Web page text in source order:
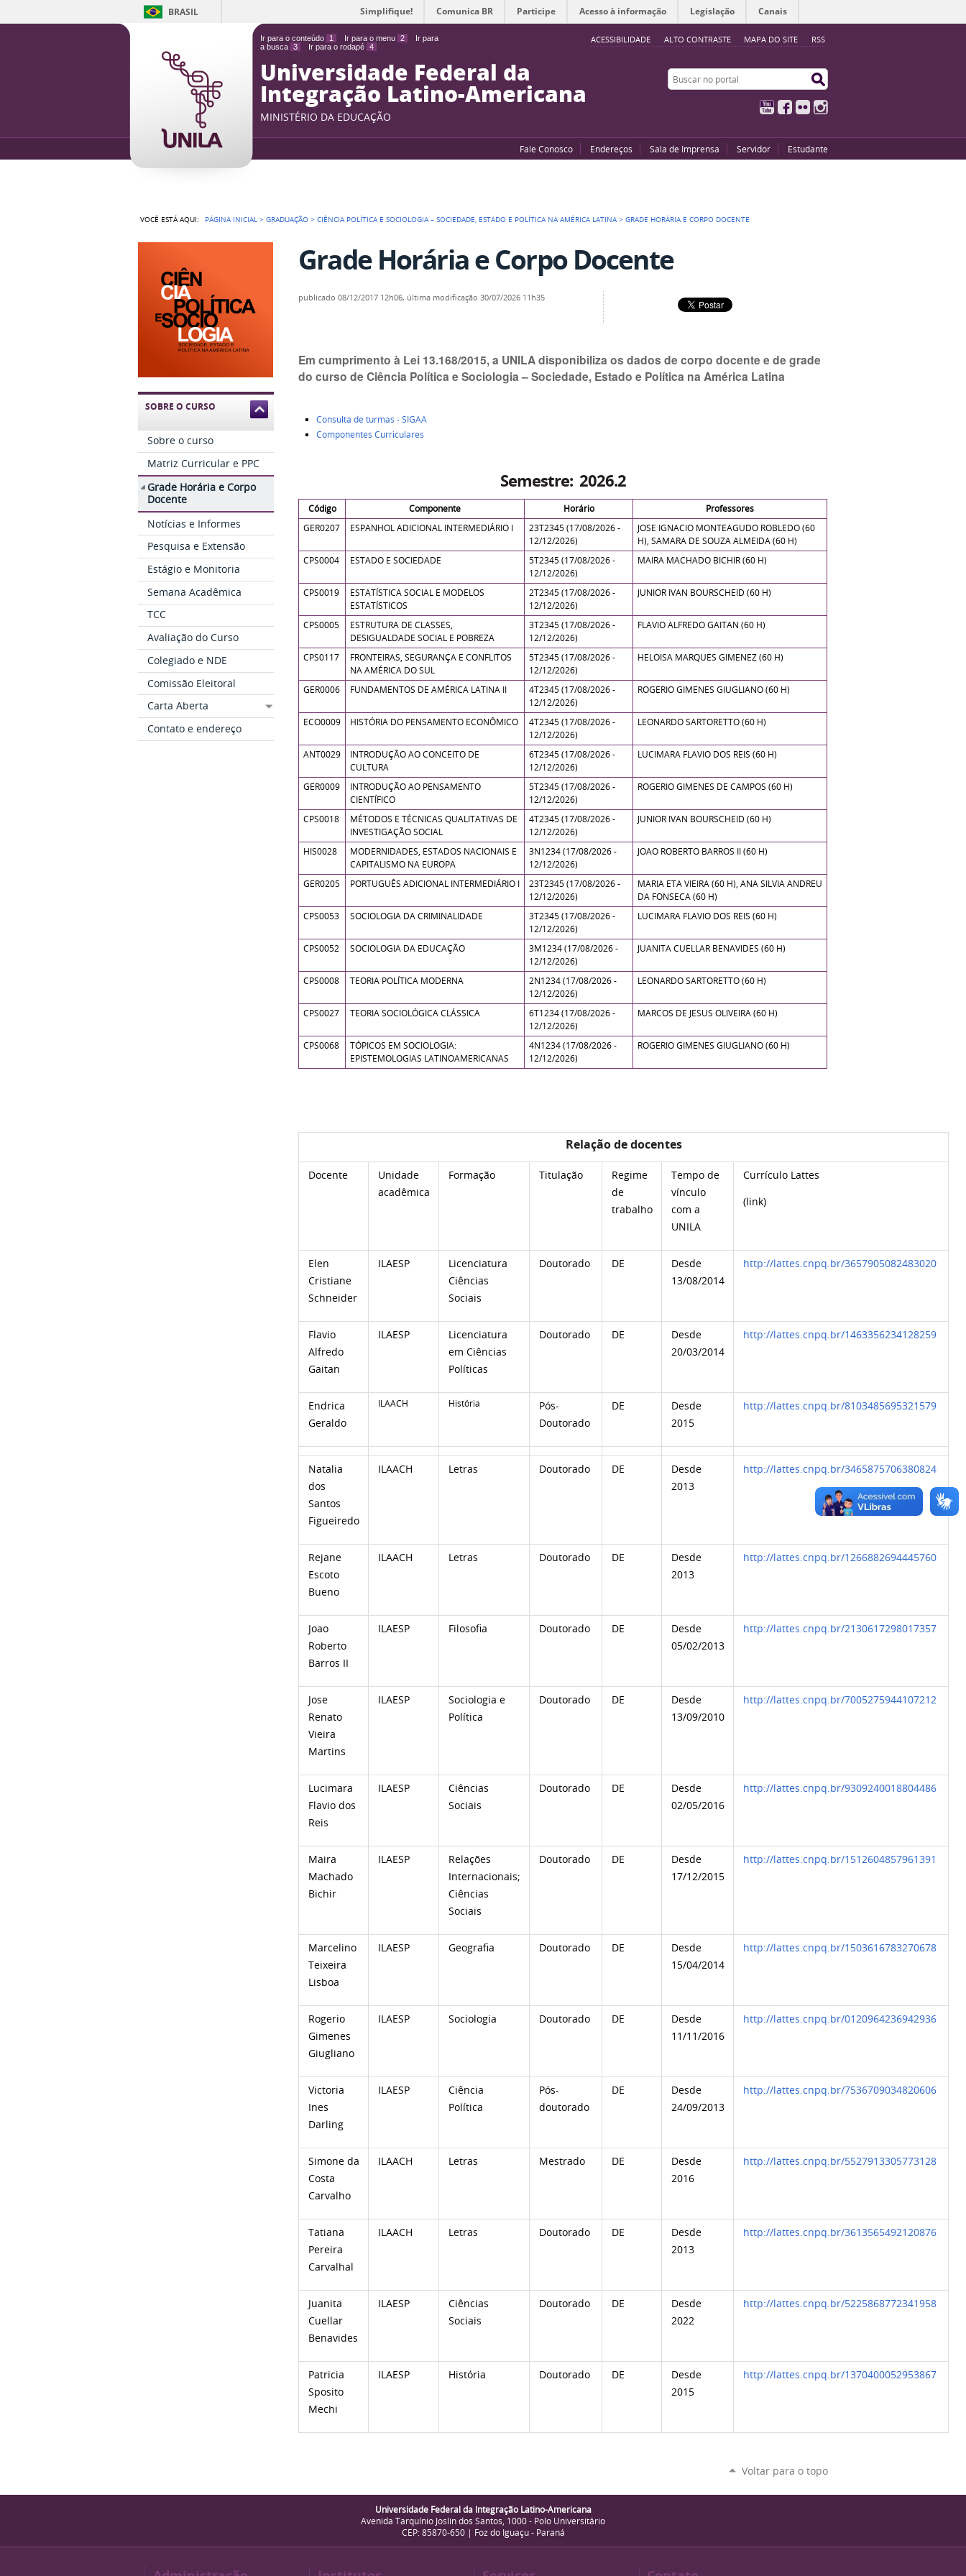
Ir para o conteúdo 1 Ir para o menu 2
Ir para
a busca 3 Ir para o rodapé 4
ACESSIBILIDADE ALTO CONTRASTE MAPA DO SITE RSS
BRASIL Simplifique! Comunica BR Participe Acesso à informação Legislação Canais
Universidade Federal da
Integração Latino-Americana
MINISTÉRIO DA EDUCAÇÃO
Buscar no portal
YouTubeFacebook
Flickr
Fale Conosco Endereços Sala de Imprensa Servidor Estudante
VOCÊ ESTÁ AQUI: PÁGINA INICIAL >GRADUAÇÃO >CIÊNCIA POLÍTICA E SOCIOLOGIA – SOCIEDADE, ESTADO E POLÍTICA NA AMÉRICA LATINA >GRADE HORÁRIA E CORPO DOCENTE
SOBRE O CURSO
Sobre o curso
Matriz Curricular e PPC
Grade Horária e Corpo
Docente
Notícias e Informes
Pesquisa e Extensão
Estágio e Monitoria
Semana Acadêmica
TCC
Avaliação do Curso
Colegiado e NDE
Comissão Eleitoral
Carta Aberta
Contato e endereço
Grade Horária e Corpo Docente
publicado 08/12/2017 12h06, última modificação 30/07/2026 11h35
Em cumprimento à Lei 13.168/2015, a UNILA disponibiliza os dados de corpo docente e de grade
do curso de Ciência Política e Sociologia – Sociedade, Estado e Política na América Latina
Consulta de turmas - SIGAA
Componentes Curriculares
Semestre: 2026.2
Código Componente Horário
Professores
GER0207
ESPANHOL ADICIONAL INTERMEDIÁRIO I
23T2345 (17/08/2026 -
12/12/2026)
JOSE IGNACIO MONTEAGUDO ROBLEDO (60
H), SAMARA DE SOUZA ALMEIDA (60 H)
CPS0004
ESTADO E SOCIEDADE
5T2345 (17/08/2026 -
12/12/2026)
MAIRA MACHADO BICHIR (60 H)
CPS0019
ESTATÍSTICA SOCIAL E MODELOS
ESTATÍSTICOS
2T2345 (17/08/2026 -
12/12/2026)
JUNIOR IVAN BOURSCHEID (60 H)
CPS0005
ESTRUTURA DE CLASSES,
DESIGUALDADE SOCIAL E POBREZA
3T2345 (17/08/2026 -
12/12/2026)
FLAVIO ALFREDO GAITAN (60 H)
CPS0117
FRONTEIRAS, SEGURANÇA E CONFLITOS
NA AMÉRICA DO SUL
5T2345 (17/08/2026 -
12/12/2026)
HELOISA MARQUES GIMENEZ (60 H)
GER0006 FUNDAMENTOS DE AMÉRICA LATINA II
4T2345 (17/08/2026 -
12/12/2026)
ROGERIO GIMENES GIUGLIANO (60 H)
ECO0009 HISTÓRIA DO PENSAMENTO ECONÔMICO
4T2345 (17/08/2026 -
12/12/2026)
LEONARDO SARTORETTO (60 H)
ANT0029
INTRODUÇÃO AO CONCEITO DE
CULTURA
6T2345 (17/08/2026 -
12/12/2026)
LUCIMARA FLAVIO DOS REIS (60 H)
GER0009
INTRODUÇÃO AO PENSAMENTO
CIENTÍFICO
5T2345 (17/08/2026 -
12/12/2026)
ROGERIO GIMENES DE CAMPOS (60 H)
CPS0018
MÉTODOS E TÉCNICAS QUALITATIVAS DE
INVESTIGAÇÃO SOCIAL
4T2345 (17/08/2026 -
12/12/2026)
JUNIOR IVAN BOURSCHEID (60 H)
HIS0028
MODERNIDADES, ESTADOS NACIONAIS E
CAPITALISMO NA EUROPA
3N1234 (17/08/2026 -
12/12/2026)
JOAO ROBERTO BARROS II (60 H)
GER0205 PORTUGUÊS ADICIONAL INTERMEDIÁRIO I
23T2345 (17/08/2026 -
12/12/2026)
MARIA ETA VIEIRA (60 H), ANA SILVIA ANDREU
DA FONSECA (60 H)
CPS0053
SOCIOLOGIA DA CRIMINALIDADE
3T2345 (17/08/2026 -
12/12/2026)
LUCIMARA FLAVIO DOS REIS (60 H)
CPS0052 SOCIOLOGIA DA EDUCAÇÃO
3M1234 (17/08/2026 -
12/12/2026)
JUANITA CUELLAR BENAVIDES (60 H)
CPS0008 TEORIA POLÍTICA MODERNA
2N1234 (17/08/2026 -
12/12/2026)
LEONARDO SARTORETTO (60 H)
CPS0027 TEORIA SOCIOLÓGICA CLÁSSICA
6T1234 (17/08/2026 -
12/12/2026)
MARCOS DE JESUS OLIVEIRA (60 H)
CPS0068
TÓPICOS EM SOCIOLOGIA:
EPISTEMOLOGIAS LATINOAMERICANAS
4N1234 (17/08/2026 -
12/12/2026)
ROGERIO GIMENES GIUGLIANO (60 H)
Relação de docentes
Docente
Unidade
acadêmica
Formação Titulação
Regime
de
trabalho
Tempo de
vínculo
com a
UNILA
Currículo Lattes
(link)
Elen
Cristiane
Schneider
ILAESP
Licenciatura
Ciências
Sociais
Doutorado DE
Desde
13/08/2014
http://lattes.cnpq.br/3657905082483020
Flavio
Alfredo
Gaitan
ILAESP
Licenciatura
em Ciências
Políticas
Doutorado DE
Desde
20/03/2014
http://lattes.cnpq.br/1463356234128259
Endrica
Geraldo
ILAACH História
Pós-
Doutorado
DE
Desde
2015
http://lattes.cnpq.br/8103485695321579
Natalia
dos
Santos
Figueiredo
ILAACH Letras Doutorado DE
Desde
2013
http://lattes.cnpq.br/3465875706380824
Rejane
Escoto
Bueno
ILAACH Letras Doutorado DE
Desde
2013
http://lattes.cnpq.br/1266882694445760
Joao
Roberto
Barros II
ILAESP Filosofia Doutorado DE
Desde
05/02/2013
http://lattes.cnpq.br/2130617298017357
Jose
Renato
Vieira
Martins
ILAESP
Sociologia e
Política
Doutorado DE
Desde
13/09/2010
http://lattes.cnpq.br/7005275944107212
Lucimara
Flavio dos
Reis
ILAESP
Ciências
Sociais
Doutorado DE
Desde
02/05/2016
http://lattes.cnpq.br/9309240018804486
Maira
Machado
Bichir
ILAESP
Relações
Internacionais;
Ciências
Sociais
Doutorado DE
Desde
17/12/2015
http://lattes.cnpq.br/1512604857961391
Marcelino
Teixeira
Lisboa
ILAESP Geografia Doutorado DE
Desde
15/04/2014
http://lattes.cnpq.br/1503616783270678
Rogerio
Gimenes
Giugliano
ILAESP Sociologia Doutorado DE
Desde
11/11/2016
http://lattes.cnpq.br/0120964236942936
Victoria
Ines
Darling
ILAESP
Ciência
Política
Pós-
doutorado
DE
Desde
24/09/2013
http://lattes.cnpq.br/7536709034820606
Simone da
Costa
Carvalho
ILAACH Letras Mestrado DE
Desde
2016
http://lattes.cnpq.br/5527913305773128
Tatiana
Pereira
Carvalhal
ILAACH Letras Doutorado DE
Desde
2013
http://lattes.cnpq.br/3613565492120876
Juanita
Cuellar
Benavides
ILAESP
Ciências
Sociais
Doutorado DE
Desde
2022
http://lattes.cnpq.br/5225868772341958
Patricia
Sposito
Mechi
ILAESP História Doutorado DE
Desde
2015
http://lattes.cnpq.br/1370400052953867
Voltar para o topo
Universidade Federal da Integração Latino-Americana
Avenida Tarquínio Joslin dos Santos, 1000 - Polo Universitário
CEP: 85870-650 | Foz do Iguaçu - Paraná